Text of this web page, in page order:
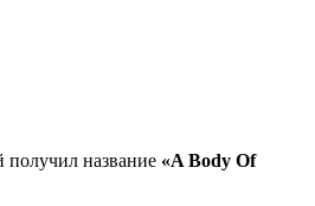
название «A Body Of